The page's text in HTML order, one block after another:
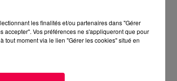
les finalités et/ou partenaires dans "Gérer
accepter". Vos préférences ne s'appliqueront que pour
tout moment via le lien "Gérer les cookies" situé en